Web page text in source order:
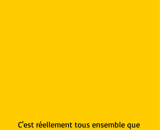
C'est réellement tous ensemble que